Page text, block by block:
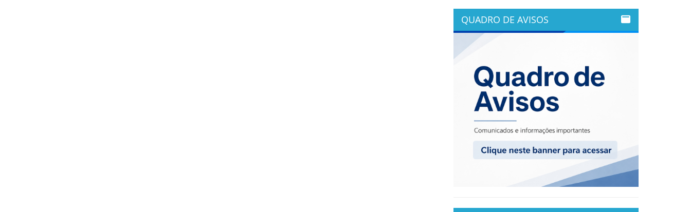
QUADRO DE AVISOS